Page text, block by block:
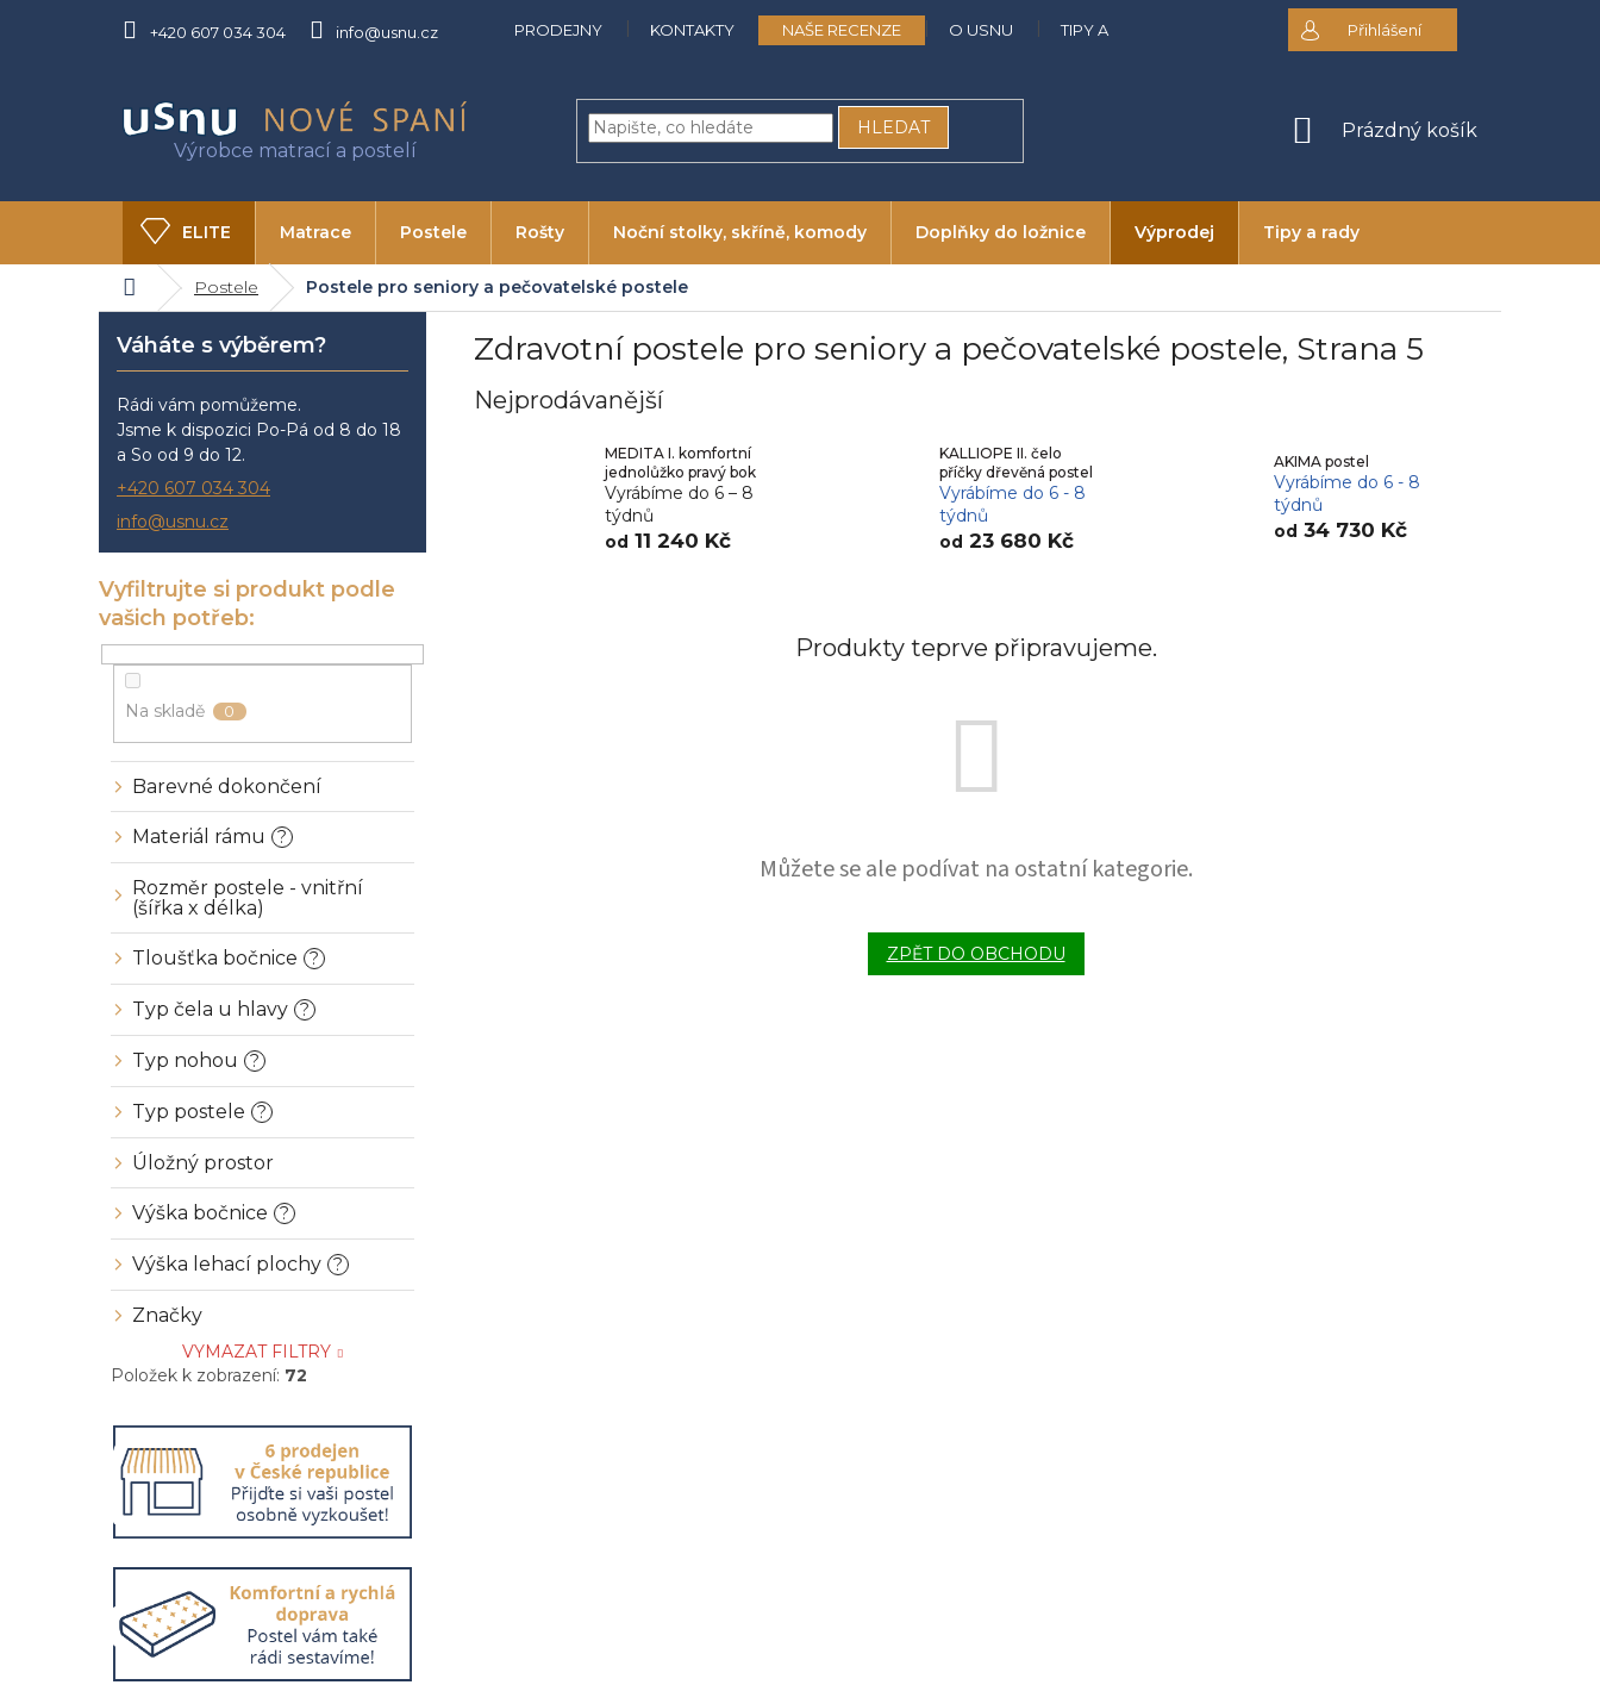
+420 607 034 304 info@usnu.cz PRODEJNY KONTAKTY NAŠE RECENZE O USNU TIPY A RADY DOPRAVA A PLATBA OBCHODNÍ PODMÍNKY
Přihlášení
HLEDAT
NÁKUPNÍ
Prázdný košík
ELITE Matrace Postele Rošty Noční stolky, skříně, komody Doplňky do ložnice Výprodej Tipy a rady
O USNU Kontakty
DomůPostele Postele pro seniory a pečovatelské postele
p
a
n
e
l
Váháte s výběrem?
Rádi vám pomůžeme.
Jsme k dispozici Po-Pá od 8 do 18
a So od 9 do 12.
+420 607 034 304
info@usnu.cz
Na skladě 0
Značky
Barevné dokončení
Materiál rámu ?
Rozměr postele - vnitřní
(šířka x délka)
Tloušťka bočnice ?
Typ čela u hlavy ?
Typ nohou ?
Typ postele ?
Úložný prostor
Výška bočnice ?
Výška lehací plochy ?
VYMAZAT FILTRY
Položek k zobrazení: 72
Zdravotní postele pro seniory a pečovatelské postele, Strana 5
Nejprodávanější
MEDITA I. komfortní
jednolůžko pravý bok
Vyrábíme do 6 – 8
týdnů
od 11 240 Kč
KALLIOPE II. čelo
příčky dřevěná postel
Vyrábíme do 6 - 8
týdnů
od 23 680 Kč
AKIMA postel
Vyrábíme do 6 - 8
týdnů
od 34 730 Kč
Produkty teprve připravujeme.
Můžete se ale podívat na ostatní kategorie.
ZPĚT DO OBCHODU